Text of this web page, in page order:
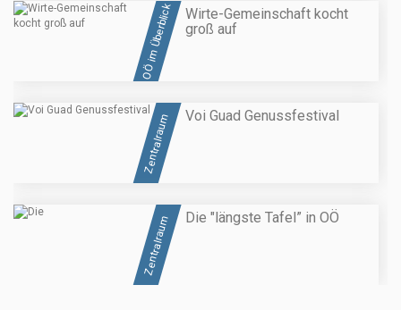
OÖ im Überblick
Wirte-Gemeinschaft kocht
groß auf
Zentralraum Voi Guad Genussfestival
Zentralraum Die "längste Tafel” in OÖ